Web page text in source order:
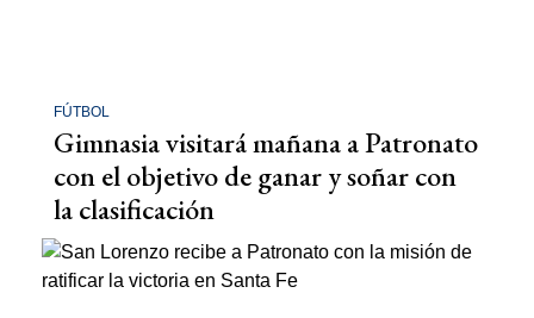
FÚTBOL
Gimnasia visitará mañana a Patronato
con el objetivo de ganar y soñar con
la clasificación